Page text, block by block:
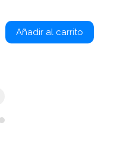
Añadir al carrito